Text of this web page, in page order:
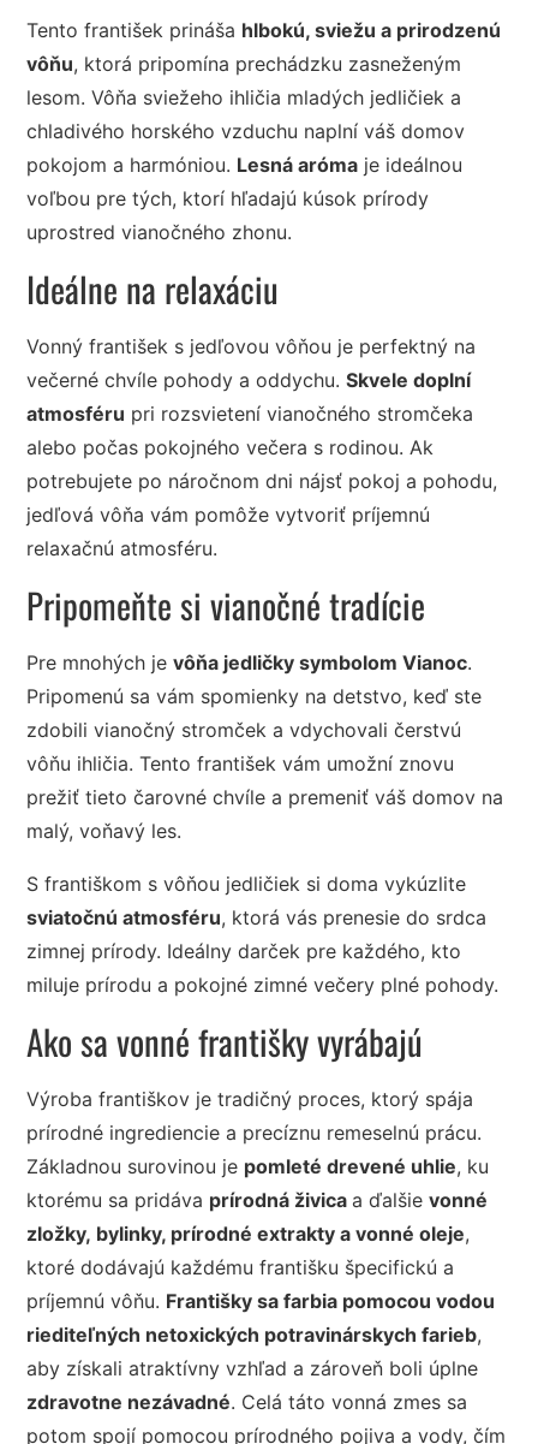
Tento františek prináša hlbokú, sviežu a prirodzenú
vôňu, ktorá pripomína prechádzku zasneženým
lesom. Vôňa sviežeho ihličia mladých jedličiek a
chladivého horského vzduchu naplní váš domov
pokojom a harmóniou. Lesná aróma je ideálnou
voľbou pre tých, ktorí hľadajú kúsok prírody
uprostred vianočného zhonu.
Ideálne na relaxáciu
Vonný františek s jedľovou vôňou je perfektný na
večerné chvíle pohody a oddychu.Skvele doplní
atmosféru pri rozsvietení vianočného stromčeka
alebo počas pokojného večera s rodinou. Ak
potrebujete po náročnom dni nájsť pokoj a pohodu,
jedľová vôňa vám pomôže vytvoriť príjemnú
relaxačnú atmosféru.
Pripomeňte si vianočné tradície
Pre mnohých jevôňa jedličky symbolom Vianoc.
Pripomenú sa vám spomienky na detstvo, keď ste
zdobili vianočný stromček a vdychovali čerstvú
vôňu ihličia. Tento františek vám umožní znovu
prežiť tieto čarovné chvíle a premeniť váš domov na
malý, voňavý les.
S františkom s vôňou jedličiek si doma vykúzlite
sviatočnú atmosféru, ktorá vás prenesie do srdca
zimnej prírody. Ideálny darček pre každého, kto
miluje prírodu a pokojné zimné večery plné pohody.
Ako sa vonné františky vyrábajú
Výroba františkov je tradičný proces, ktorý spája
prírodné ingrediencie a precíznu remeselnú prácu.
Základnou surovinou je pomleté drevené uhlie, ku
ktorému sa pridáva prírodná živicaa ďalšievonné
zložky, bylinky, prírodné extrakty a vonné oleje,
ktoré dodávajú každému františku špecifickú a
príjemnú vôňu. Františky sa farbia pomocou vodou
riediteľných netoxických potravinárskych farieb,
aby získali atraktívny vzhľad a zároveň boli úplne
zdravotne nezávadné. Celá táto vonná zmes sa
potom spojí pomocou prírodného pojiva a vody, čím